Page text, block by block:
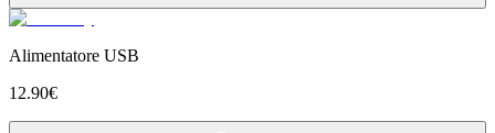
Alimentatore USB
12.90€